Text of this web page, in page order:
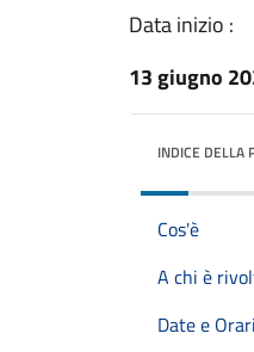
Data inizio :
13 giugno
INDICE DELLA
Cos'è
A chi è
Date e Orari